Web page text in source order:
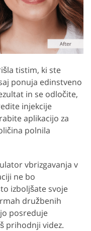
tistim, ki ste
ponuja edinstveno
in se odločite,
injekcije
aplikacijo za
polnila
vbrizgavanja v
ne bo
izboljšate svoje
družbenih
posreduje
prihodnji videz.